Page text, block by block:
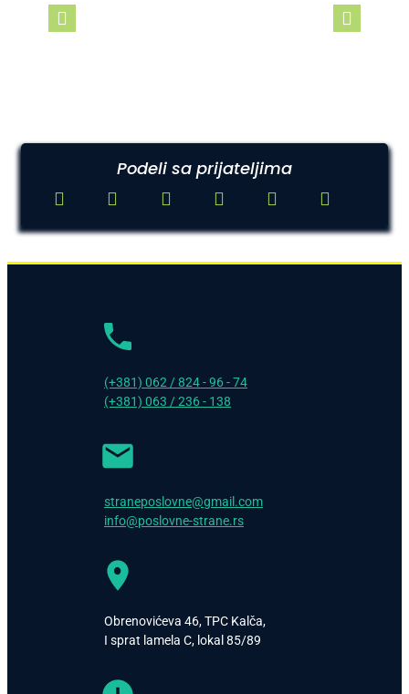
Podeli sa prijateljima
(+381) 062 / 824 - 96 - 74
(+381) 063 / 236 - 138
straneposlovne@gmail.com
info@poslovne-strane.rs
Obrenovićeva 46, TPC Kalča,
I sprat lamela C, lokal 85/89